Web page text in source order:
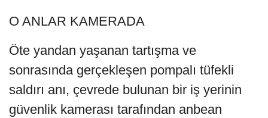
O ANLAR KAMERADA
Öte yandan yaşanan tartışma ve
sonrasında gerçekleşen pompalı tüfekli
saldırı anı, çevrede bulunan bir iş yerinin
güvenlik kamerası tarafından anbean